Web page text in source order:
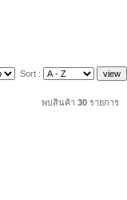
Sort :
พบสินค้า 30 รายการ